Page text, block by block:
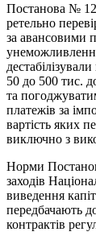
Постанова №
ретельно
за авансовими
50 до 500 тис.
та
платежів за
вартість яких
виключно з
Норми
заходів
виведення
передбачають
контрактів